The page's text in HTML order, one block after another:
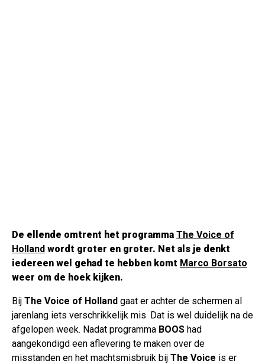
De ellende omtrent het programma The Voice of
Holland wordt groter en groter. Net als je denkt
iedereen wel gehad te hebben komt Marco Borsato
weer om de hoek kijken.
Bij The Voice of Holland gaat er achter de schermen al
jarenlang iets verschrikkelijk mis. Dat is wel duidelijk na de
afgelopen week. Nadat programma BOOS had
aangekondigd een aflevering te maken over de
misstanden en het machtsmisbruik bij The Voice is er